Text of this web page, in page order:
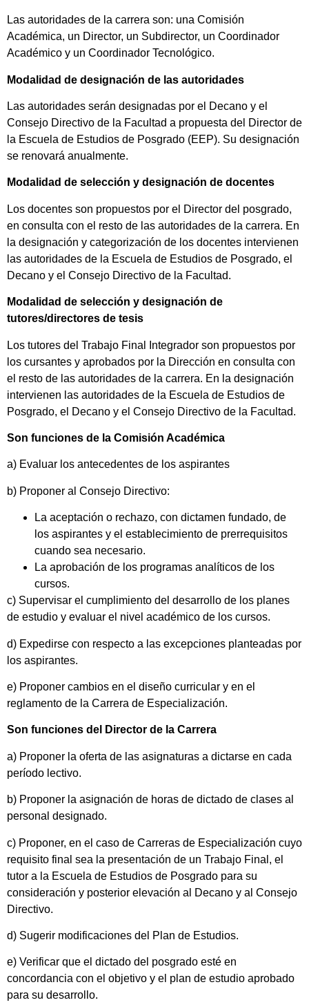
Las autoridades de la carrera son: una Comisión
Académica, un Director, un Subdirector, un Coordinador
Académico y un Coordinador Tecnológico.
Modalidad de designación de las autoridades
Las autoridades serán designadas por el Decano y el
Consejo Directivo de la Facultad a propuesta del Director de
la Escuela de Estudios de Posgrado (EEP). Su designación
se renovará anualmente.
Modalidad de selección y designación de docentes
Los docentes son propuestos por el Director del posgrado,
en consulta con el resto de las autoridades de la carrera. En
la designación y categorización de los docentes intervienen
las autoridades de la Escuela de Estudios de Posgrado, el
Decano y el Consejo Directivo de la Facultad.
Modalidad de selección y designación de
tutores/directores de tesis
Los tutores del Trabajo Final Integrador son propuestos por
los cursantes y aprobados por la Dirección en consulta con
el resto de las autoridades de la carrera. En la designación
intervienen las autoridades de la Escuela de Estudios de
Posgrado, el Decano y el Consejo Directivo de la Facultad.
Son funciones de la Comisión Académica
a) Evaluar los antecedentes de los aspirantes
b) Proponer al Consejo Directivo:
La aceptación o rechazo, con dictamen fundado, de
los aspirantes y el establecimiento de prerrequisitos
cuando sea necesario.
La aprobación de los programas analíticos de los
cursos.
c) Supervisar el cumplimiento del desarrollo de los planes
de estudio y evaluar el nivel académico de los cursos.
d) Expedirse con respecto a las excepciones planteadas por
los aspirantes.
e) Proponer cambios en el diseño curricular y en el
reglamento de la Carrera de Especialización.
Son funciones del Director de la Carrera
a) Proponer la oferta de las asignaturas a dictarse en cada
período lectivo.
b) Proponer la asignación de horas de dictado de clases al
personal designado.
c) Proponer, en el caso de Carreras de Especialización cuyo
requisito final sea la presentación de un Trabajo Final, el
tutor a la Escuela de Estudios de Posgrado para su
consideración y posterior elevación al Decano y al Consejo
Directivo.
d) Sugerir modificaciones del Plan de Estudios.
e) Verificar que el dictado del posgrado esté en
concordancia con el objetivo y el plan de estudio aprobado
para su desarrollo.